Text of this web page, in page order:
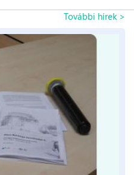
További hírek >